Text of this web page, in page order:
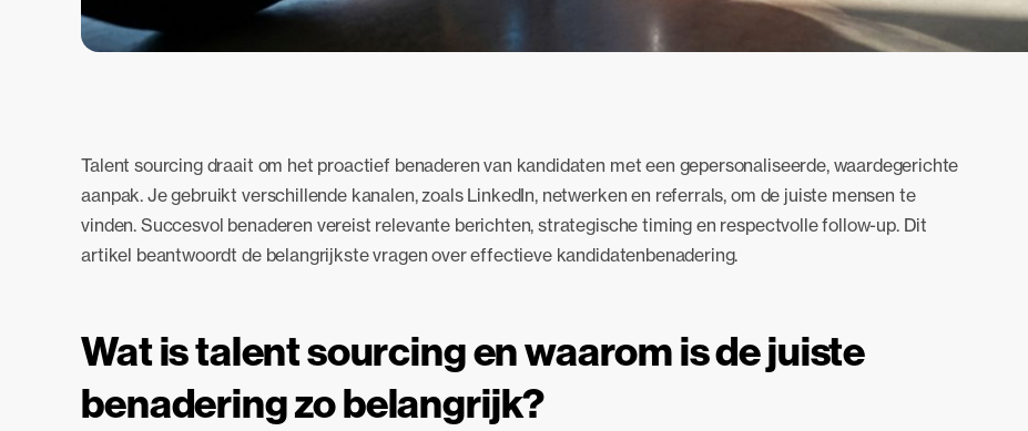
Talent sourcing draait om het proactief benaderen van kandidaten met een gepersonaliseerde, waardegerichte
aanpak. Je gebruikt verschillende kanalen, zoals LinkedIn, netwerken en referrals, om de juiste mensen te
vinden. Succesvol benaderen vereist relevante berichten, strategische timing en respectvolle follow-up. Dit
artikel beantwoordt de belangrijkste vragen over effectieve kandidatenbenadering.
Wat is talent sourcing en waarom is de juiste
benadering zo belangrijk?